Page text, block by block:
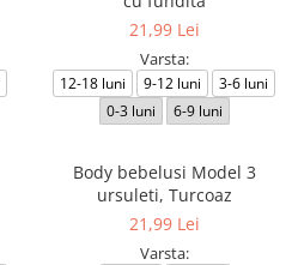
21,99 Lei
Varsta:
12-18 luni 9-12 luni
3-6 luni
0-3 luni
6-9 luni
Body bebelusi Model 3
ursuleti, Turcoaz
21,99 Lei
Varsta: